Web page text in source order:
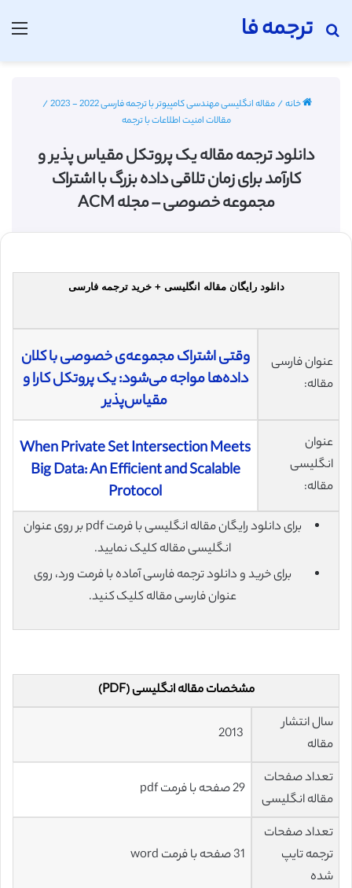
ترجمه فا
جستجو برای
خانه/مقاله انگلیسی مهندسی کامپیوتر با ترجمه فارسی 2022 - 2023
/
مقالات امنیت اطلاعات با ترجمه
دانلود ترجمه مقاله یک پروتکل مقیاس پذیر و
کارآمد برای زمان تلاقی داده بزرگ با اشتراک
مجموعه خصوصی – مجله ACM
دانلود رایگان مقاله انگلیسی + خرید ترجمه فارسی
عنوان فارسی
مقاله:
وقتی اشتراک مجموعه‌ی خصوصی با کلان
داده‌ها مواجه می‌شود: یک پروتکل کارا و
مقیاس‌پذیر
عنوان
انگلیسی
مقاله:
When Private Set Intersection Meets
Big Data: An Efficient and Scalable
Protocol
برای دانلود رایگان مقاله انگلیسی با فرمت pdf بر روی عنوان
انگلیسی مقاله کلیک نمایید.
برای خرید و دانلود ترجمه فارسی آماده با فرمت ورد، روی
عنوان فارسی مقاله کلیک کنید.
مشخصات مقاله انگلیسی (PDF)
سال انتشار
مقاله
تعداد صفحات
مقاله انگلیسی
29 صفحه با فرمت pdf
تعداد صفحات
ترجمه تایپ
شده
31 صفحه با فرمت word